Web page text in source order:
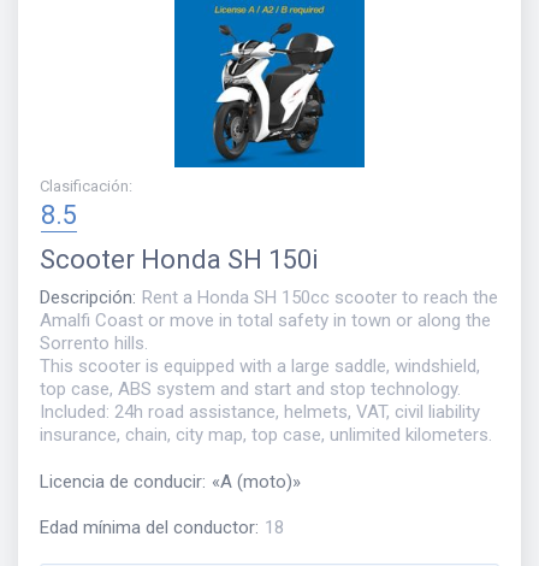
Clasificación:
8.5
Scooter Honda SH 150i
Descripción: Rent a Honda SH 150cc scooter to reach the
Amalfi Coast or move in total safety in town or along the
Sorrento hills.
This scooter is equipped with a large saddle, windshield,
top case, ABS system and start and stop technology.
Included: 24h road assistance, helmets, VAT, civil liability
insurance, chain, city map, top case, unlimited kilometers.
Licencia de conducir: «A (moto)»
Edad mínima del conductor: 18